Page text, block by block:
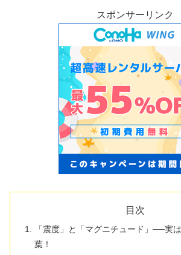
スポンサーリンク
目次
「震度」と「マグニチュード」──実
葉！